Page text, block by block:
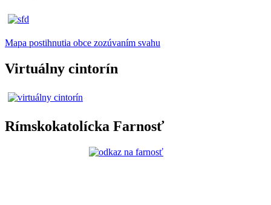
Mapa postihnutia obce zozúvaním svahu
Virtuálny cintorín
Rímskokatolícka Farnosť